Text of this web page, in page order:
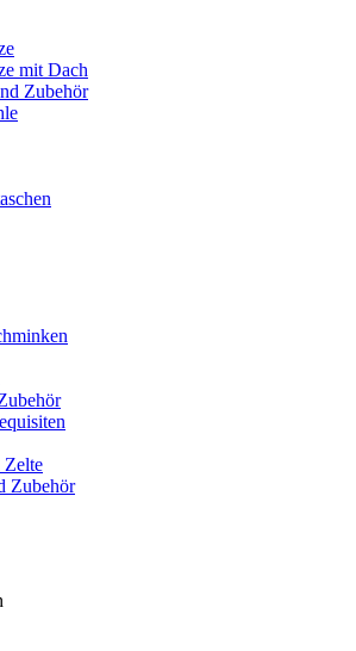
mit Dach
Zubehör
Zelte
Zubehör